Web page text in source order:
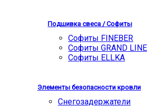
Подшивка свеса / Софиты
Софиты FINEBER
Софиты GRAND LINE
Софиты ELLKA
Элементы безопасности кровли
Снегозадержатели